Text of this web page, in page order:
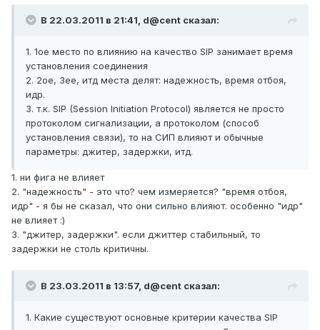
В 22.03.2011 в 21:41, d@cent сказал:
1. 1ое место по влиянию на качество SIP занимает время
установления соединения
2. 2ое, 3ее, итд места делят: надежность, время отбоя,
идр.
3. т.к. SIP (Session Initiation Protocol) является не просто
протоколом сигнализации, а протоколом (способ
установления связи), то на СИП влияют и обычные
параметры: джитер, задержки, итд.
1. ни фига не влияет
2. "надежность" - это что? чем измеряется? "время отбоя,
идр" - я бы не сказал, что они сильно влияют. особенно "идр"
не влияет :)
3. "джитер, задержки". если джиттер стабильный, то
задержки не столь критичны.
В 23.03.2011 в 13:57, d@cent сказал:
1. Какие существуют основные критерии качества SIP